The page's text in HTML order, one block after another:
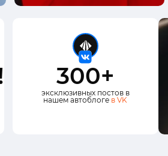
300+
эксклюзивных постов в
нашем автоблоге в VK